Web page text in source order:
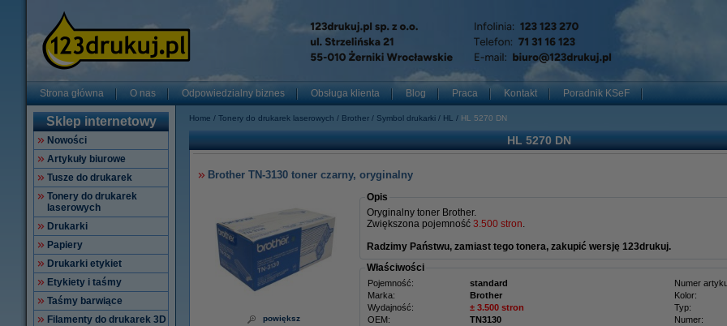
Strona główna O nas Odpowiedzialny biznes Obsługa klienta Blog Praca Kontakt Poradnik KSeF
Sklep internetowy
Nowości
Artykuły biurowe
Tusze do drukarek
Tonery do drukarek
laserowych
Drukarki
Papiery
Drukarki etykiet
Etykiety i taśmy
Taśmy barwiące
Filamenty do drukarek 3D
Home Tonery do drukarek laserowych Brother Symbol drukarki HL HL 5270 DN
HL 5270 DN
Brother TN-3130 toner czarny, oryginalny
powiększ
Opis
Oryginalny toner Brother.
Zwiększona pojemność 3.500 stron.
Radzimy Państwu, zamiast tego tonera, zakupić wersję 123drukuj.
Właściwości
Pojemność: standard Numer
Marka:
Brother Kolor:
Wydajność:
± 3.500 stron Typ:
OEM:
TN3130 Numer: